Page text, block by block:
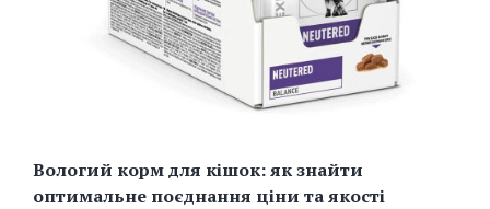
Вологий корм для кішок: як знайти
оптимальне поєднання ціни та якості